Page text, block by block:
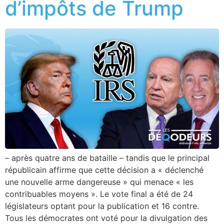
d’impôts de Trump
– après quatre ans de bataille – tandis que le principal
républicain affirme que cette décision a « déclenché
une nouvelle arme dangereuse » qui menace « les
contribuables moyens ». Le vote final a été de 24
législateurs optant pour la publication et 16 contre.
Tous les démocrates ont voté pour la divulgation des